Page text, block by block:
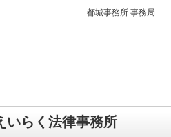
都城事務所 事務局
いらく法律事務所